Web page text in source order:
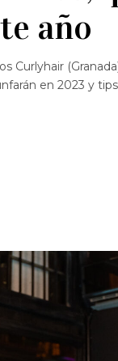
año
Curlyhair
en 2023 y